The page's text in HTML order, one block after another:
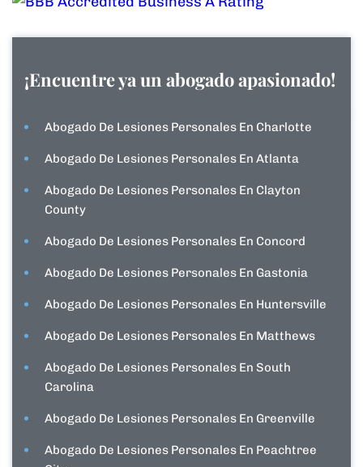
¡Encuentre ya un abogado apasionado!
Abogado De Lesiones Personales En Charlotte
Abogado De Lesiones Personales En Atlanta
Abogado De Lesiones Personales En Clayton
County
Abogado De Lesiones Personales En Concord
Abogado De Lesiones Personales En Gastonia
Abogado De Lesiones Personales En Huntersville
Abogado De Lesiones Personales En Matthews
Abogado De Lesiones Personales En South
Carolina
Abogado De Lesiones Personales En Greenville
Abogado De Lesiones Personales En Peachtree